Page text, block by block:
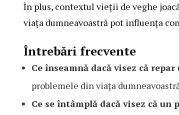
În plus, contextul vieții de veghe
viața dumneavoastră pot influența
Întrebări frecvente
Ce înseamnă dacă visez că
problemele din viața
Ce se întâmplă dacă visez că un